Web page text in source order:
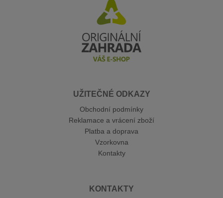
UŽITEČNÉ ODKAZY
Obchodní podmínky
Reklamace a vrácení zboží
Platba a doprava
Vzorkovna
Kontakty
KONTAKTY